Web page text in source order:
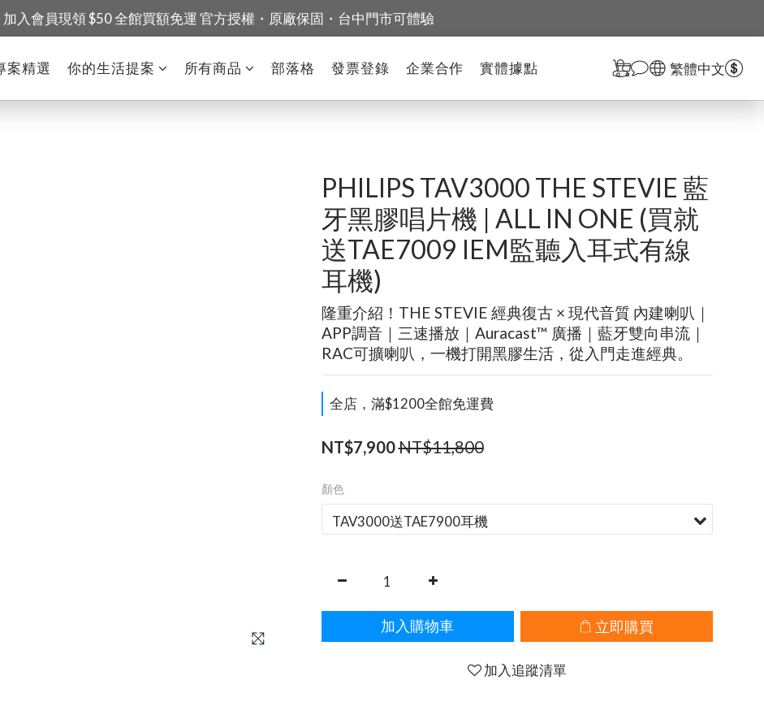
加入會員現領 $50 全館買額免運 官方授權・原廠保固・台中門市可體驗
案精選 你的生活提案 所有商品 部落格 發票登錄 企業合作 實體據點 繁體中文
PHILIPS TAV3000 THE STEVIE 藍
牙黑膠唱片機 | ALL IN ONE (買就
送TAE7009 IEM監聽入耳式有線
耳機)
隆重介紹！THE STEVIE 經典復古 × 現代音質 內建喇叭｜
APP調音｜三速播放｜Auracast™ 廣播｜藍牙雙向串流｜
RAC可擴喇叭，一機打開黑膠生活，從入門走進經典。
全店，滿$1200全館免運費
NT$7,900NT$11,800
顏色
加入購物車 立即購買
加入追蹤清單